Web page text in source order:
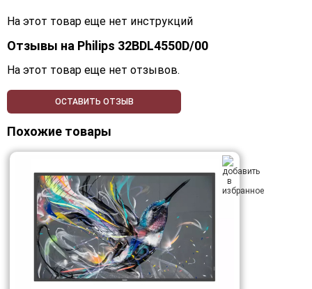
На этот товар еще нет инструкций
Отзывы на Philips 32BDL4550D/00
На этот товар еще нет отзывов.
ОСТАВИТЬ ОТЗЫВ
Похожие товары